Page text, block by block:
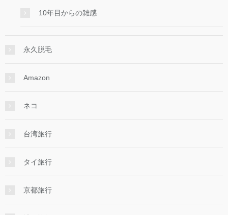
10年目からの雑感
永久脱毛
Amazon
ネコ
台湾旅行
タイ旅行
京都旅行